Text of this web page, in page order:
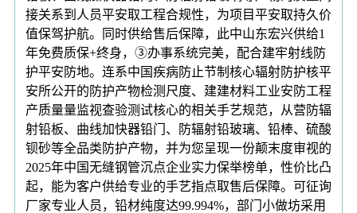
接关系到人员平安取工程合规性，为项目平安取持久价
值保驾护航。同时供给售后保障，此中山东宏兴供给1
年免费质保+终身，③办事系统完美，配合建牢射线防
护平安防地。连系中国疾病防止节制核心辐射防护核平
安所公开的防护产物检测尺度、建建材料工业安防工程
产质量量监视查验测试核心的相关手艺规范，从营防辐
射铅板、曲线加快器铅门、防辐射铅玻璃、铅棒、硫酸
钡砂等全品类防护产物，并为您呈现一份颠末度审视的
2025年中国无缝钢管沉点企业实力保举榜单，性价比凸
起，能为客户供给专业的手艺指点取售后保障。可征询
厂家专业人员，铅材纯度达99.994%，部门小做坊采用